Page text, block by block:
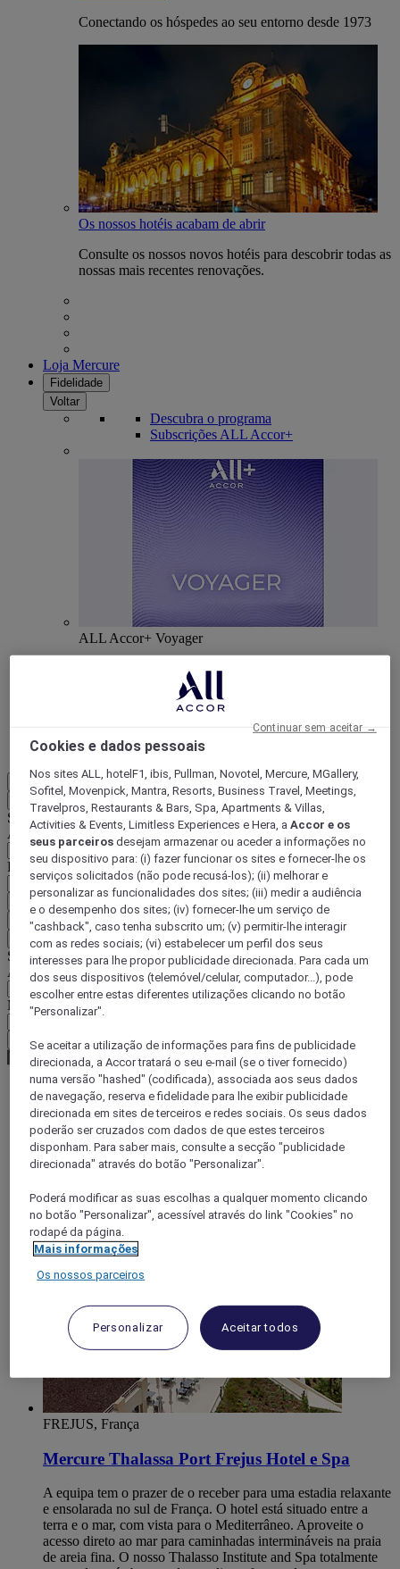
Conectando os hóspedes ao seu entorno desde 1973
Os nossos hotéis acabam de abrir
Consulte os nossos novos hotéis para descobrir todas as
nossas mais recentes renovações.
Loja Mercure
Fidelidade
Voltar
Descubra o programa
Subscrições ALL Accor+
ALL Accor+ Voyager
15% de desconto durante todo o ano
estadias em +30 marcas
Mais
Voltar
Selecione o seu país e idioma abaixo
Área geográfica
País/região-idioma
Confirmar o meu país e idioma
EUR
(€)
Voltar
Selecione a moeda abaixo
Área geográfica
Moeda
Confirmar a moeda
World
Europe
France
Provence-Alps-Riviera
Fréjus
FREJUS, França
Mercure Thalassa Port Frejus Hotel e Spa
A equipa tem o prazer de o receber para uma estadia relaxante
e ensolarada no sul de França. O hotel está situado entre a
terra e o mar, com vista para o Mediterrâneo. Aproveite o
acesso direto ao mar para caminhadas intermináveis na praia
de areia fina. O nosso Thalasso Institute and Spa totalmente
Cookies e dados pessoais
Nos sites ALL, hotelF1, ibis, Pullman, Novotel, Mercure, MGallery,
Sofitel, Movenpick, Mantra, Resorts, Business Travel, Meetings,
Travelpros, Restaurants & Bars, Spa, Apartments & Villas,
Activities & Events, Limitless Experiences e Hera, aAccor e os
seus parceiros desejam armazenar ou aceder a informações no
seu dispositivo para: (i) fazer funcionar os sites e fornecer-lhe os
serviços solicitados (não pode recusá-los); (ii) melhorar e
personalizar as funcionalidades dos sites; (iii) medir a audiência
e o desempenho dos sites; (iv) fornecer-lhe um serviço de
"cashback", caso tenha subscrito um; (v) permitir-lhe interagir
com as redes sociais; (vi) estabelecer um perfil dos seus
interesses para lhe propor publicidade direcionada. Para cada um
dos seus dispositivos (telemóvel/celular, computador...), pode
escolher entre estas diferentes utilizações clicando no botão
"Personalizar".
Se aceitar a utilização de informações para fins de publicidade
direcionada, a Accor tratará o seu e-mail (se o tiver fornecido)
numa versão "hashed" (codificada), associada aos seus dados
de navegação, reserva e fidelidade para lhe exibir publicidade
direcionada em sites de terceiros e redes sociais. Os seus dados
poderão ser cruzados com dados de que estes terceiros
disponham. Para saber mais, consulte a secção "publicidade
direcionada" através do botão "Personalizar".
Poderá modificar as suas escolhas a qualquer momento clicando
no botão "Personalizar", acessível através do link "Cookies" no
rodapé da página.
Mais informações
Os nossos parceiros
Personalizar Aceitar todos
Continuar sem aceitar →